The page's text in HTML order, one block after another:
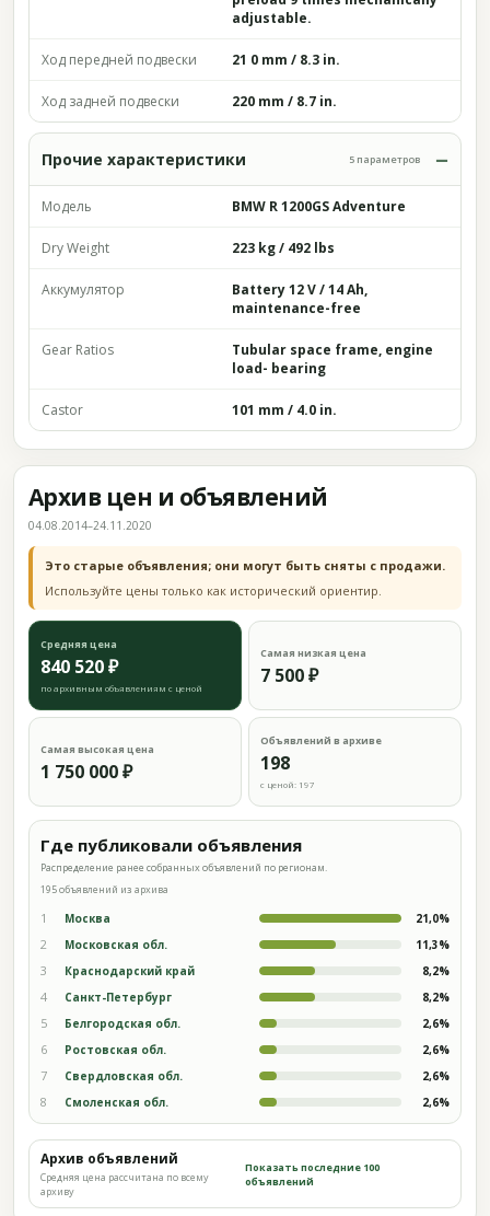
adjustable.
Ход передней подвески 21 0 mm / 8.3 in.
Ход задней подвески 220 mm / 8.7 in.
Прочие характеристики 5 параметров
Модель BMW R 1200GS Adventure
Dry Weight 223 kg / 492 lbs
Аккумулятор
Battery 12 V / 14 Ah,
maintenance-free
Gear Ratios
Tubular space frame, engine
load- bearing
Castor 101 mm / 4.0 in.
Архив цен и объявлений
04.08.2014–24.11.2020
Это старые объявления; они могут быть сняты с продажи.
Используйте цены только как исторический ориентир.
Средняя цена
840 520 ₽
по архивным объявлениям с ценой
Самая низкая цена
7 500 ₽
Самая высокая цена
1 750 000 ₽
Объявлений в архиве
198
с ценой: 197
Где публиковали объявления
Распределение ранее собранных объявлений по регионам.
195 объявлений из архива
1 Москва 21,0%
2 Московская обл. 11,3%
3 Краснодарский край 8,2%
4 Санкт-Петербург 8,2%
5 Белгородская обл. 2,6%
6 Ростовская обл. 2,6%
7 Свердловская обл. 2,6%
8 Смоленская обл. 2,6%
Архив объявлений
Средняя цена рассчитана по всему
архиву
Показать последние 100
объявлений